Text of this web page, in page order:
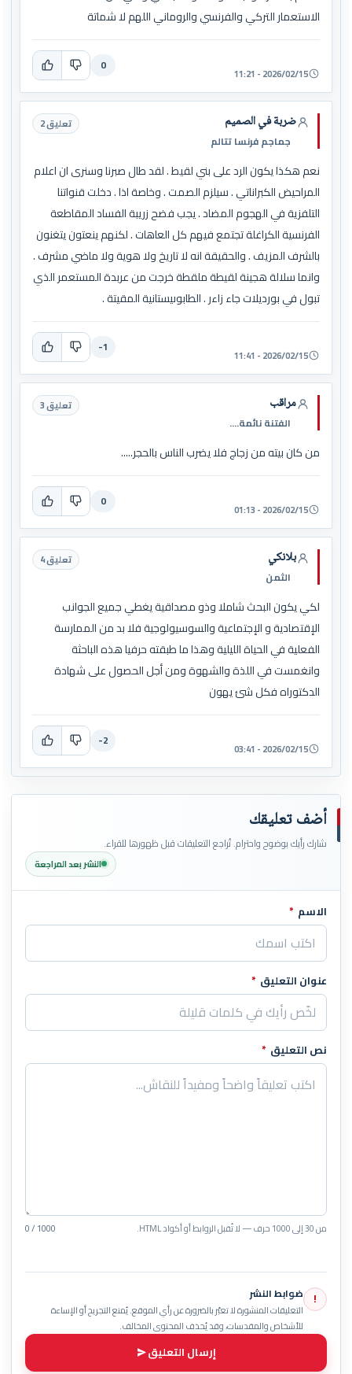
الاستعمار التركي والفرنسي والروماني اللهم لا شماتة
2026/02/15 - 11:21
0
ضربة في الصميم
جماجم فرنسا تتالم
تعليق 2
نعم هكذا يكون الرد على بني لقيط . لقد طال صبرنا وسنرى ان اعلام
المراحيض الكبراناتي . سيلزم الصمت . وخاصة اذا . دخلت قنواتنا
التلفزية في الهجوم المضاد . يجب فضح زريبة الفساد المقاطعة
الفرنسية الكراغلة تجتمع فيهم كل العاهات . لكنهم ينعتون يتغنون
بالشرف المزيف . والحقيقة انه لا تاريخ ولا هوية ولا ماضي مشرف .
وانما سلالة هجينة لقيطة ملقطة خرجت من عربدة المستعمر الذي
تبول في بورديلات جاء زاءر . الطابوىيستانية المقيتة .
2026/02/15 - 11:41
-1
مراقب
الفتنة نائمة....
تعليق 3
من كان بيته من زجاج فلا يضرب الناس بالحجر.....
2026/02/15 - 01:13
0
بلانكي
الثمن
تعليق 4
لكي يكون البحث شاملا وذو مصداقية يغطي جميع الجوانب
الإقتصادية و الإجتماعية والسوسيولوجية فلا بد من الممارسة
الفعلية في الحياة الليلية وهذا ما طبقته حرفيا هذه الباحثة
وانغمست في اللذة والشهوة ومن أجل الحصول على شهادة
الدكتوراه فكل شئ يهون
2026/02/15 - 03:41
-2
أضف تعليقك
شارك رأيك بوضوح واحترام. تُراجع التعليقات قبل ظهورها للقراء.
النشر بعد المراجعة
اترك هذا الحقل فارغاً
الاسم *
عنوان التعليق *
نص التعليق *
من 30 إلى 1000 حرف — لا تُقبل الروابط أو أكواد HTML. 0 / 1000
! ضوابط النشر
التعليقات المنشورة لا تعبّر بالضرورة عن رأي الموقع. يُمنع التجريح أو الإساءة
للأشخاص والمقدسات، وقد يُحذف المحتوى المخالف.
إرسال التعليق